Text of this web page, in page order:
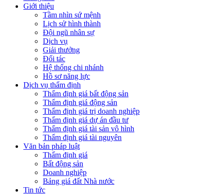
Giới thiệu
Tầm nhìn sứ mệnh
Lịch sử hình thành
Đội ngũ nhân sự
Dịch vụ
Giải thưởng
Đối tác
Hệ thống chi nhánh
Hồ sơ năng lực
Dịch vụ thẩm định
Thẩm định giá bất động sản
Thẩm định giá động sản
Thẩm định giá trị doanh nghiệp
Thẩm định giá dự án đầu tư
Thẩm định giá tài sản vô hình
Thẩm định giá tài nguyên
Văn bản pháp luật
Thẩm định giá
Bất động sản
Doanh nghiệp
Bảng giá đất Nhà nước
Tin tức